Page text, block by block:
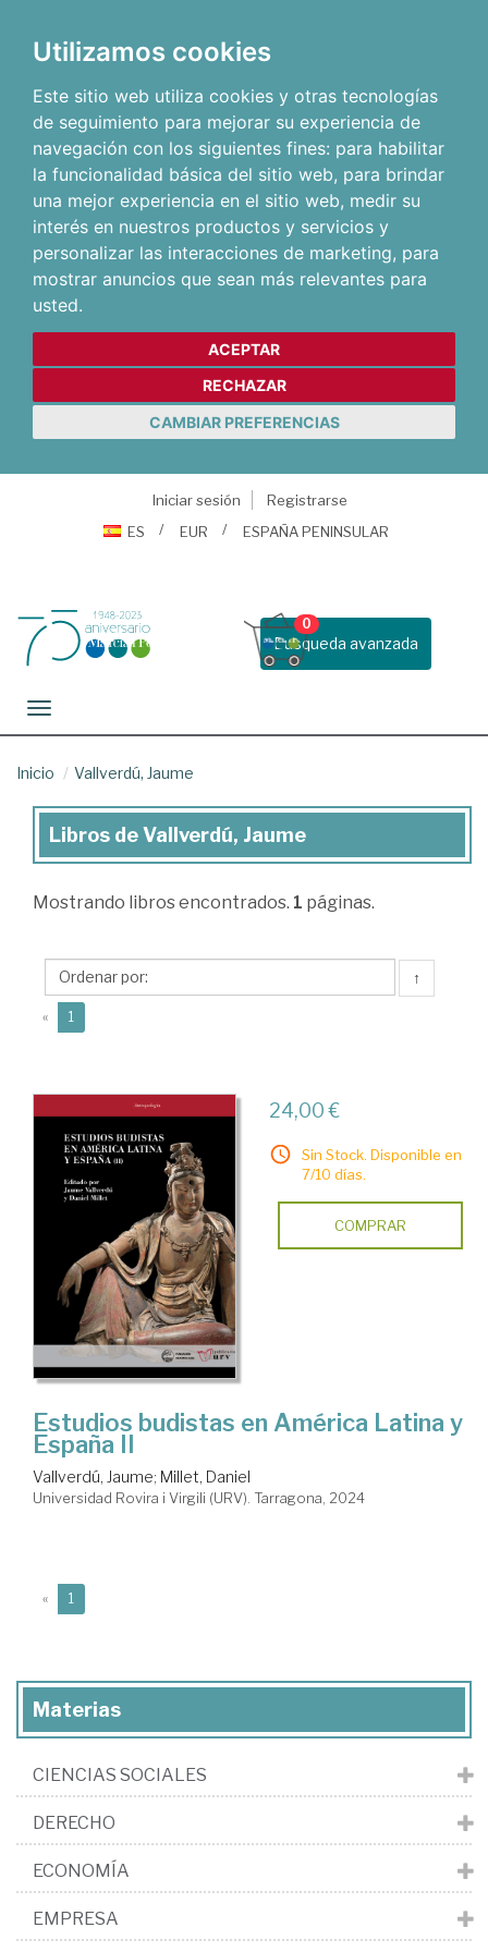
Utilizamos cookies
Este sitio web utiliza cookies y otras tecnologías
de seguimiento para mejorar su experiencia de
navegación con los siguientes fines: para habilitar
la funcionalidad básica del sitio web, para brindar
una mejor experiencia en el sitio web, medir su
interés en nuestros productos y servicios y
personalizar las interacciones de marketing, para
mostrar anuncios que sean más relevantes para
usted.
ACEPTAR
RECHAZAR
CAMBIAR PREFERENCIAS
Iniciar sesión
Registrarse
ES
EUR ESPAÑA PENINSULAR
Busqueda avanzada
0
Toggle navigation
Inicio Vallverdú, Jaume
Libros
Vallverdú,
Libros de Vallverdú, Jaume
Mostrando libros encontrados. 1 páginas.
↑
« 1
24,00 €
Sin Stock. Disponible en
7/10 días.
COMPRAR
Estudios budistas en América Latina y
España II
Vallverdú, Jaume; Millet, Daniel
Universidad Rovira i Virgili (URV). Tarragona, 2024
« 1
Materias
CIENCIAS SOCIALES
DERECHO
ECONOMÍA
EMPRESA